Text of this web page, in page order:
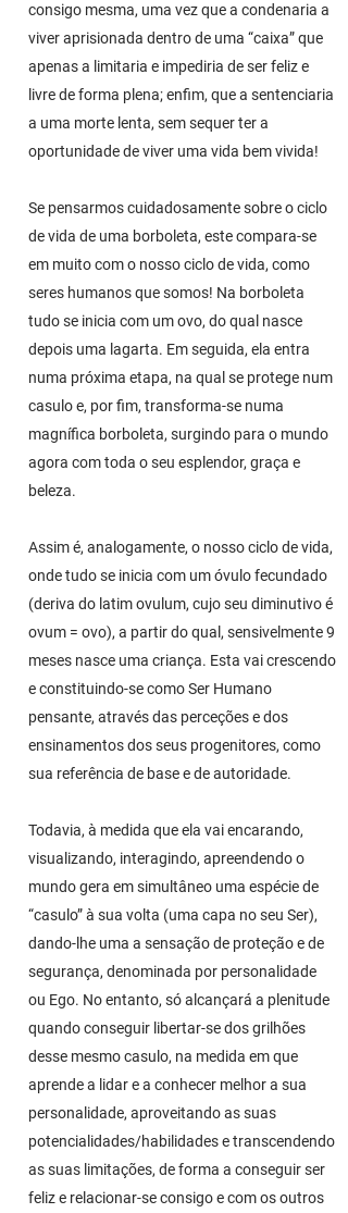
consigo mesma, uma vez que a condenaria a
viver aprisionada dentro de uma “caixa” que
apenas a limitaria e impediria de ser feliz e
livre de forma plena; enfim, que a sentenciaria
a uma morte lenta, sem sequer ter a
oportunidade de viver uma vida bem vivida!
Se pensarmos cuidadosamente sobre o ciclo
de vida de uma borboleta, este compara-se
em muito com o nosso ciclo de vida, como
seres humanos que somos! Na borboleta
tudo se inicia com um ovo, do qual nasce
depois uma lagarta. Em seguida, ela entra
numa próxima etapa, na qual se protege num
casulo e, por fim, transforma-se numa
magnífica borboleta, surgindo para o mundo
agora com toda o seu esplendor, graça e
beleza.
Assim é, analogamente, o nosso ciclo de vida,
onde tudo se inicia com um óvulo fecundado
(deriva do latim ovulum, cujo seu diminutivo é
ovum = ovo), a partir do qual, sensivelmente 9
meses nasce uma criança. Esta vai crescendo
e constituindo-se como Ser Humano
pensante, através das perceções e dos
ensinamentos dos seus progenitores, como
sua referência de base e de autoridade.
Todavia, à medida que ela vai encarando,
visualizando, interagindo, apreendendo o
mundo gera em simultâneo uma espécie de
“casulo” à sua volta (uma capa no seu Ser),
dando-lhe uma a sensação de proteção e de
segurança, denominada por personalidade
ou Ego. No entanto, só alcançará a plenitude
quando conseguir libertar-se dos grilhões
desse mesmo casulo, na medida em que
aprende a lidar e a conhecer melhor a sua
personalidade, aproveitando as suas
potencialidades/habilidades e transcendendo
as suas limitações, de forma a conseguir ser
feliz e relacionar-se consigo e com os outros